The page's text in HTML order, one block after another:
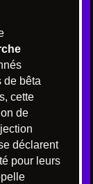
de bêta
cette
de
déclarent
pour leurs